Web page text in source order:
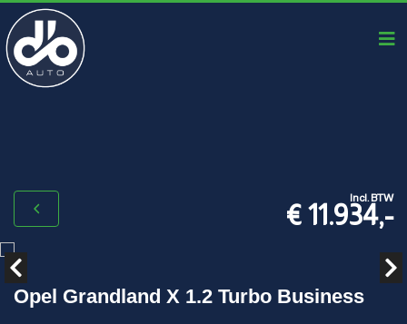
Incl. BTW
€ 11.934,-
Opel Grandland X 1.2 Turbo Business